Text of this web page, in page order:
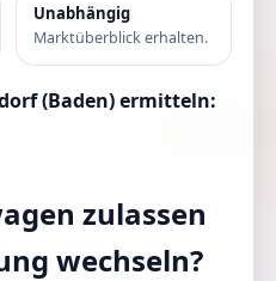
Unabhängig
Marktüberblick erhalten.
(Baden) ermitteln:
zulassen
wechseln?